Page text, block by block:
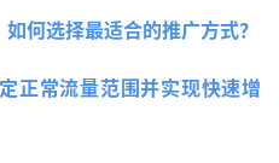
正常流量范围并实现快速增